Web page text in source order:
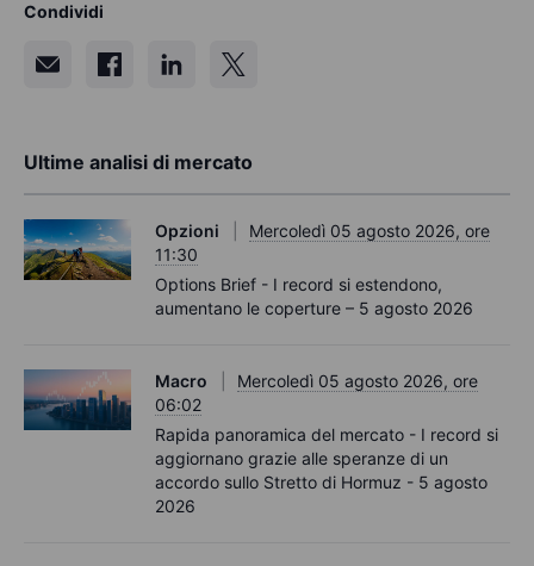
Condividi
Ultime analisi di mercato
Opzioni
Mercoledì 05 agosto 2026, ore
11:30
Options Brief - I record si estendono,
aumentano le coperture – 5 agosto 2026
Macro
Mercoledì 05 agosto 2026, ore
06:02
Rapida panoramica del mercato - I record si
aggiornano grazie alle speranze di un
accordo sullo Stretto di Hormuz - 5 agosto
2026